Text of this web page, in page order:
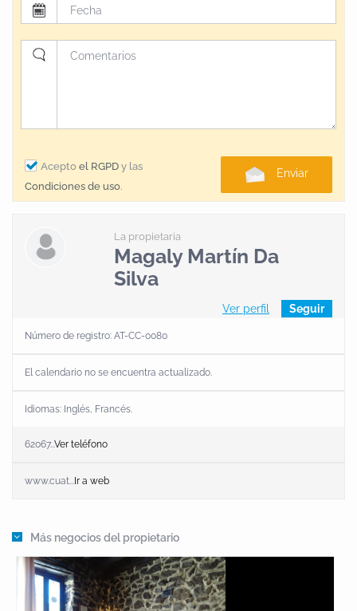
Acepto el RGPD y las
Condiciones de uso.
Enviar
La propietaria
Magaly Martín Da
Silva
Ver perfil Seguir
Número de registro: AT-CC-0080
El calendario no se encuentra actualizado.
Idiomas: Inglés, Francés.
62067...Ver teléfono
www.cuat... Ir a web
Más negocios del propietario